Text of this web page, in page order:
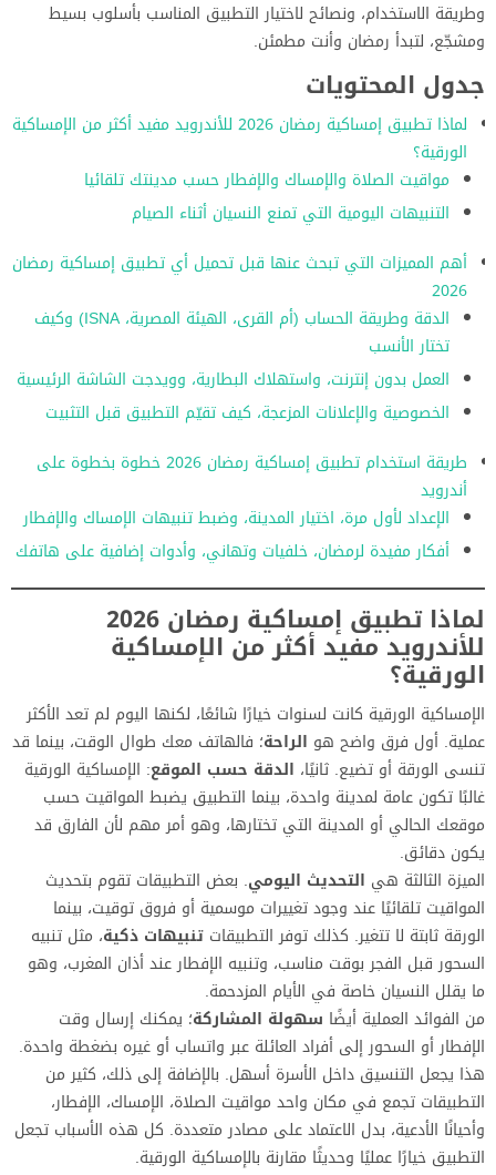
وطريقة الاستخدام، ونصائح لاختيار التطبيق المناسب بأسلوب بسيط
ومشجّع، لتبدأ رمضان وأنت مطمئن.
جدول المحتويات
لماذا تطبيق إمساكية رمضان 2026 للأندرويد مفيد أكثر من الإمساكية
الورقية؟
مواقيت الصلاة والإمساك والإفطار حسب مدينتك تلقائيا
التنبيهات اليومية التي تمنع النسيان أثناء الصيام
أهم المميزات التي تبحث عنها قبل تحميل أي تطبيق إمساكية رمضان
2026
الدقة وطريقة الحساب (أم القرى، الهيئة المصرية، ISNA) وكيف
تختار الأنسب
العمل بدون إنترنت، واستهلاك البطارية، وويدجت الشاشة الرئيسية
الخصوصية والإعلانات المزعجة، كيف تقيّم التطبيق قبل التثبيت
طريقة استخدام تطبيق إمساكية رمضان 2026 خطوة بخطوة على
أندرويد
الإعداد لأول مرة، اختيار المدينة، وضبط تنبيهات الإمساك والإفطار
أفكار مفيدة لرمضان، خلفيات وتهاني، وأدوات إضافية على هاتفك
لماذا تطبيق إمساكية رمضان 2026
للأندرويد مفيد أكثر من الإمساكية
الورقية؟
الإمساكية الورقية كانت لسنوات خيارًا شائعًا، لكنها اليوم لم تعد الأكثر
عملية. أول فرق واضح هو الراحة؛ فالهاتف معك طوال الوقت، بينما قد
تنسى الورقة أو تضيع. ثانيًا، الدقة حسب الموقع: الإمساكية الورقية
غالبًا تكون عامة لمدينة واحدة، بينما التطبيق يضبط المواقيت حسب
موقعك الحالي أو المدينة التي تختارها، وهو أمر مهم لأن الفارق قد
يكون دقائق.
الميزة الثالثة هي التحديث اليومي. بعض التطبيقات تقوم بتحديث
المواقيت تلقائيًا عند وجود تغييرات موسمية أو فروق توقيت، بينما
الورقة ثابتة لا تتغير. كذلك توفر التطبيقات تنبيهات ذكية، مثل تنبيه
السحور قبل الفجر بوقت مناسب، وتنبيه الإفطار عند أذان المغرب، وهو
ما يقلل النسيان خاصة في الأيام المزدحمة.
من الفوائد العملية أيضًا سهولة المشاركة؛ يمكنك إرسال وقت
الإفطار أو السحور إلى أفراد العائلة عبر واتساب أو غيره بضغطة واحدة.
هذا يجعل التنسيق داخل الأسرة أسهل. بالإضافة إلى ذلك، كثير من
التطبيقات تجمع في مكان واحد مواقيت الصلاة، الإمساك، الإفطار،
وأحيانًا الأدعية، بدل الاعتماد على مصادر متعددة. كل هذه الأسباب تجعل
التطبيق خيارًا عمليًا وحديثًا مقارنة بالإمساكية الورقية.